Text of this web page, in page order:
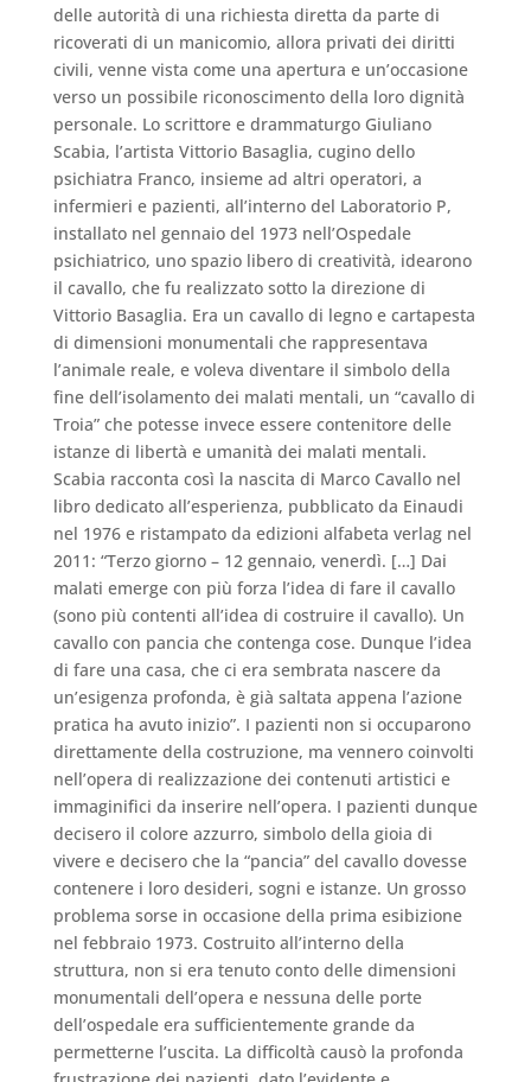
delle autorità di una richiesta diretta da parte di
ricoverati di un manicomio, allora privati dei diritti
civili, venne vista come una apertura e un’occasione
verso un possibile riconoscimento della loro dignità
personale. Lo scrittore e drammaturgo Giuliano
Scabia, l’artista Vittorio Basaglia, cugino dello
psichiatra Franco, insieme ad altri operatori, a
infermieri e pazienti, all’interno del Laboratorio P,
installato nel gennaio del 1973 nell’Ospedale
psichiatrico, uno spazio libero di creatività, idearono
il cavallo, che fu realizzato sotto la direzione di
Vittorio Basaglia. Era un cavallo di legno e cartapesta
di dimensioni monumentali che rappresentava
l’animale reale, e voleva diventare il simbolo della
fine dell’isolamento dei malati mentali, un “cavallo di
Troia” che potesse invece essere contenitore delle
istanze di libertà e umanità dei malati mentali.
Scabia racconta così la nascita di Marco Cavallo nel
libro dedicato all’esperienza, pubblicato da Einaudi
nel 1976 e ristampato da edizioni alfabeta verlag nel
2011: “Terzo giorno – 12 gennaio, venerdì. […] Dai
malati emerge con più forza l’idea di fare il cavallo
(sono più contenti all’idea di costruire il cavallo). Un
cavallo con pancia che contenga cose. Dunque l’idea
di fare una casa, che ci era sembrata nascere da
un’esigenza profonda, è già saltata appena l’azione
pratica ha avuto inizio”. I pazienti non si occuparono
direttamente della costruzione, ma vennero coinvolti
nell’opera di realizzazione dei contenuti artistici e
immaginifici da inserire nell’opera. I pazienti dunque
decisero il colore azzurro, simbolo della gioia di
vivere e decisero che la “pancia” del cavallo dovesse
contenere i loro desideri, sogni e istanze. Un grosso
problema sorse in occasione della prima esibizione
nel febbraio 1973. Costruito all’interno della
struttura, non si era tenuto conto delle dimensioni
monumentali dell’opera e nessuna delle porte
dell’ospedale era sufficientemente grande da
permetterne l’uscita. La difficoltà causò la profonda